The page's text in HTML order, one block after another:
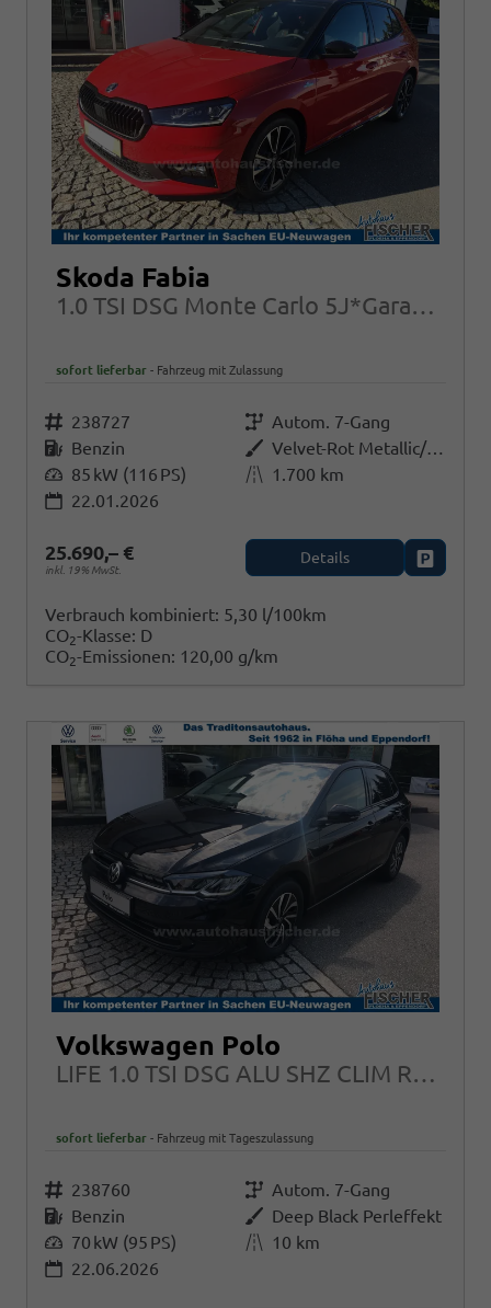
Skoda Fabia
1.0 TSI DSG Monte Carlo 5J*Garantie 17Zoll
sofort lieferbar Fahrzeug mit Zulassung
Fahrzeugnr. 238727 GetriebeAutom. 7-Gang
KraftstoffBenzin Außenfarbe
Velvet-Rot Metallic/Schwarz-Magic Perleffekt
Leistung 85 kW (116 PS) Kilometerstand 1.700 km
22.01.2026
25.690,– €
inkl. 19% MwSt.
Details
Verbrauch kombiniert: 5,30 l/100km
CO2-Klasse: D
CO2-Emissionen: 120,00 g/km
Volkswagen Polo
LIFE 1.0 TSI DSG ALU SHZ CLIM RFK Assistenten
sofort lieferbar Fahrzeug mit Tageszulassung
Fahrzeugnr. 238760 GetriebeAutom. 7-Gang
KraftstoffBenzin AußenfarbeDeep Black Perleffekt
Leistung 70 kW (95 PS) Kilometerstand 10 km
22.06.2026